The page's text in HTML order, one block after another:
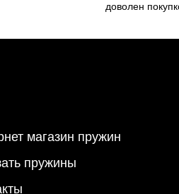
доволен
магазин пружин
пружины